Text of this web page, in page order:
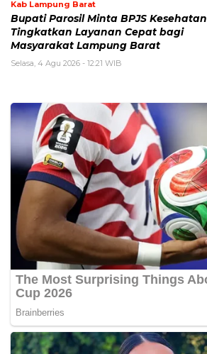
Kab Lampung Barat
Bupati Parosil Minta BPJS Kesehatan
Tingkatkan Layanan Cepat bagi
Masyarakat Lampung Barat
Selasa, 4 Agu 2026 - 12:21 WIB